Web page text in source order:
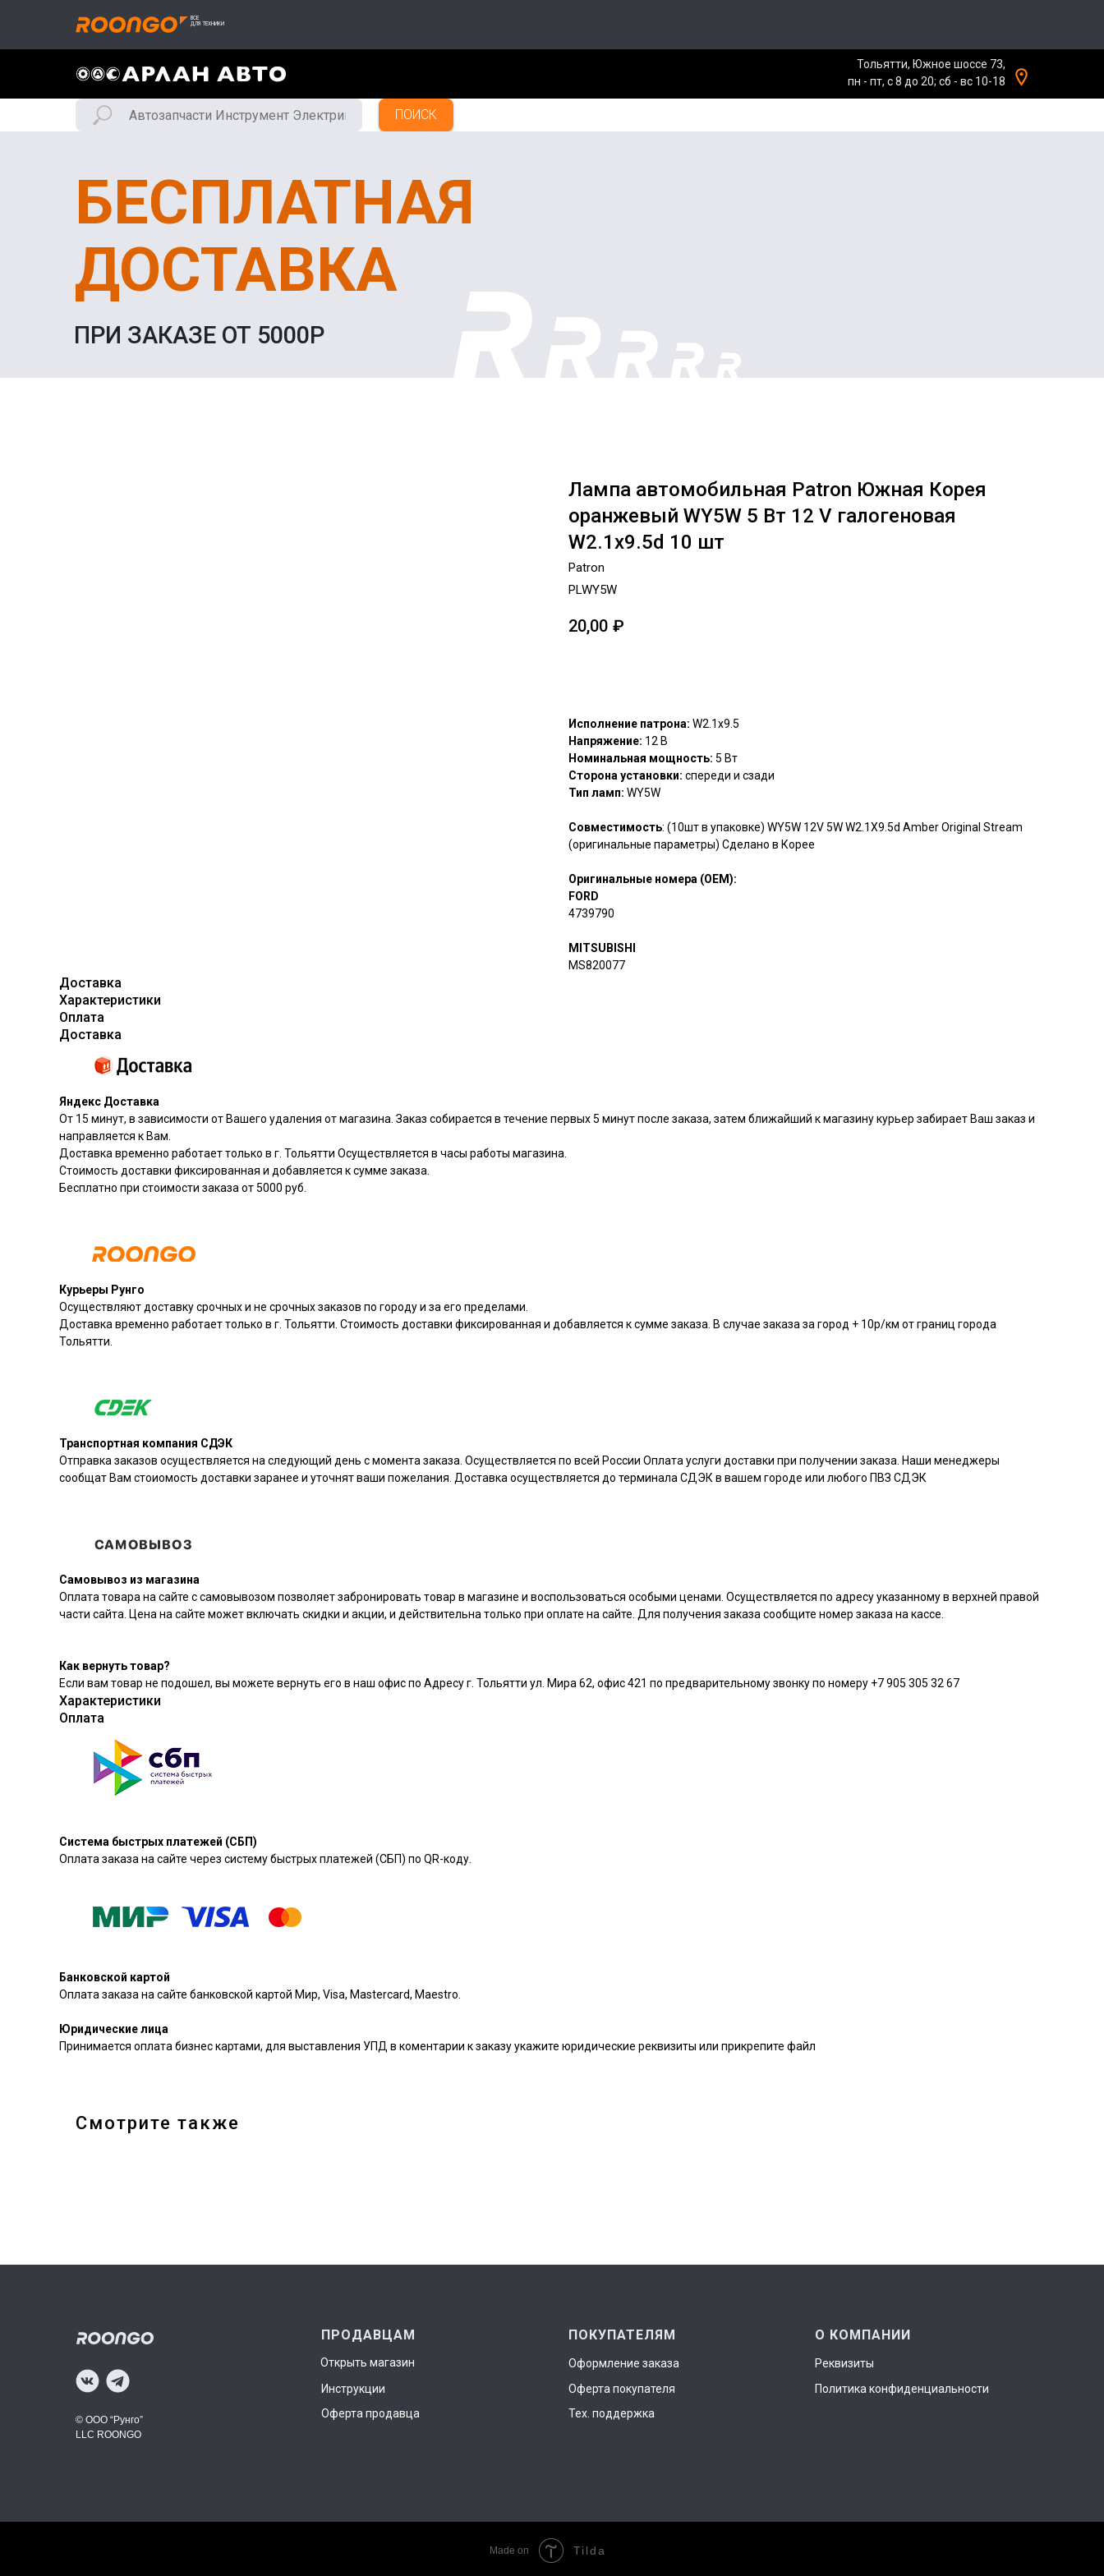
Тольятти, Южное шоссе 73,
пн - пт, с 8 до 20; сб - вс 10-18
ПОИСК
БЕСПЛАТНАЯ
ДОСТАВКА
ПРИ ЗАКАЗЕ ОТ 5000Р
Лампа автомобильная Patron Южная Корея
оранжевый WY5W 5 Вт 12 V галогеновая
W2.1x9.5d 10 шт
Patron
PLWY5W
20,00 ₽
Исполнение патрона: W2.1x9.5
Напряжение: 12 В
Номинальная мощность: 5 Вт
Сторона установки: спереди и сзади
Тип ламп: WY5W
Совместимость: (10шт в упаковке) WY5W 12V 5W W2.1X9.5d Amber Original Stream
(оригинальные параметры) Сделано в Корее
Оригинальные номера (OEM):
FORD
4739790
MITSUBISHI
MS820077
Доставка
Характеристики
Оплата
Доставка
Яндекс Доставка
От 15 минут, в зависимости от Вашего удаления от магазина. Заказ собирается в течение первых 5 минут после заказа, затем ближайший к магазину курьер забирает Ваш заказ и
направляется к Вам.
Доставка временно работает только в г. Тольятти Осуществляется в часы работы магазина.
Стоимость доставки фиксированная и добавляется к сумме заказа.
Бесплатно при стоимости заказа от 5000 руб.
Курьеры Рунго
Осуществляют доставку срочных и не срочных заказов по городу и за его пределами.
Доставка временно работает только в г. Тольятти. Стоимость доставки фиксированная и добавляется к сумме заказа. В случае заказа за город + 10р/км от границ города
Тольятти.
Транспортная компания СДЭК
Отправка заказов осуществляется на следующий день с момента заказа. Осуществляется по всей России Оплата услуги доставки при получении заказа. Наши менеджеры
сообщат Вам стоиомость доставки заранее и уточнят ваши пожелания. Доставка осуществляется до терминала СДЭК в вашем городе или любого ПВЗ СДЭК
Самовывоз из магазина
Оплата товара на сайте с самовывозом позволяет забронировать товар в магазине и воспользоваться особыми ценами. Осуществляется по адресу указанному в верхней правой
части сайта. Цена на сайте может включать скидки и акции, и действительна только при оплате на сайте. Для получения заказа сообщите номер заказа на кассе.
Как вернуть товар?
Если вам товар не подошел, вы можете вернуть его в наш офис по Адресу г. Тольятти ул. Мира 62, офис 421 по предварительному звонку по номеру +7 905 305 32 67
Характеристики
Оплата
Система быстрых платежей (СБП)
Оплата заказа на сайте через систему быстрых платежей (СБП) по QR-коду.
Банковской картой
Оплата заказа на сайте банковской картой Мир, Visa, Mastercard, Maestro.
Юридические лица
Принимается оплата бизнес картами, для выставления УПД в коментарии к заказу укажите юридические реквизиты или прикрепите файл
Смотрите также
ПРОДАВЦАМ
Оферта продавца
Инструкции
Открыть магазин
ПОКУПАТЕЛЯМ
Тех. поддержка
Оферта покупателя
Оформление заказа
О КОМПАНИИ
Политика конфиденциальности
Реквизиты
© ООО “Рунго”
LLC ROONGO
Made on Tilda